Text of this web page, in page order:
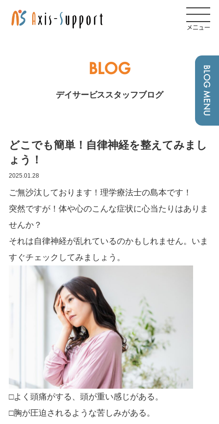
メニュー
BLOG
デイサービススタッフブログ
どこでも簡単！自律神経を整えてみまし
ょう！
2025.01.28
ご無沙汰しております！理学療法士の島本です！
突然ですが！体や心のこんな症状に心当たりはありま
せんか？
それは自律神経が乱れているのかもしれません。いま
すぐチェックしてみましょう。
□よく頭痛がする、頭が重い感じがある。
□胸が圧迫されるような苦しみがある。
BLOG MENU